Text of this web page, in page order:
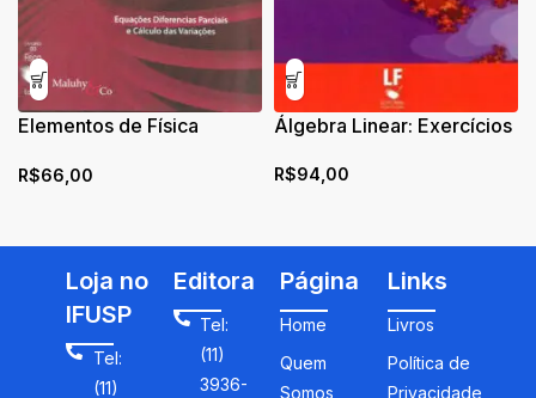
Elementos de Física
Diferenciais Parciais e
R$66,00
Álgebra Linear: Exercícios
R$94,00
Loja no
IFUSP
Tel:
(11)
Editora
Tel:
(11)
3936-
Página
Home
Quem
Somos
Links
Livros
Política de
Privacidade